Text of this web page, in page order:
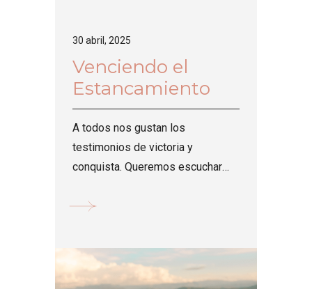
30 abril, 2025
Venciendo el
Estancamiento
A todos nos gustan los
testimonios de victoria y
conquista. Queremos escuchar
nos gozamos mientras aumenta